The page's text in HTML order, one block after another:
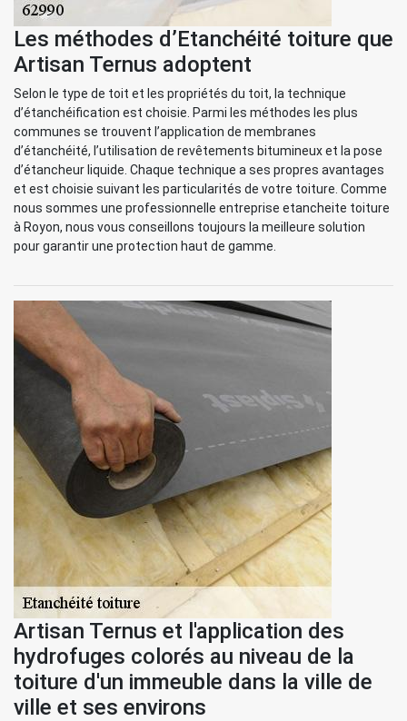
Les méthodes d’Etanchéité toiture que
Artisan Ternus adoptent
Selon le type de toit et les propriétés du toit, la technique
d’étanchéification est choisie. Parmi les méthodes les plus
communes se trouvent l’application de membranes
d’étanchéité, l’utilisation de revêtements bitumineux et la pose
d’étancheur liquide. Chaque technique a ses propres avantages
et est choisie suivant les particularités de votre toiture. Comme
nous sommes une professionnelle entreprise etancheite toiture
à Royon, nous vous conseillons toujours la meilleure solution
pour garantir une protection haut de gamme.
Artisan Ternus et l'application des
hydrofuges colorés au niveau de la
toiture d'un immeuble dans la ville de
ville et ses environs